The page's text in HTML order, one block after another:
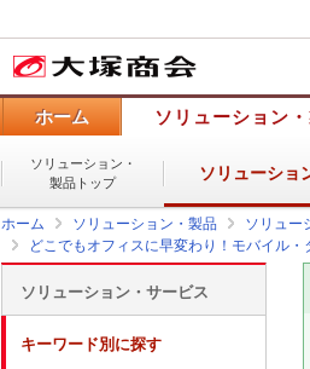
ホーム ソリューション
ソリューション・
製品トップ
ソリューショ
ホーム ソリューション・製品
ソリュー
どこでもオフィスに早変わり！モバイル・
ソリューション・サービス
キーワード別に探す